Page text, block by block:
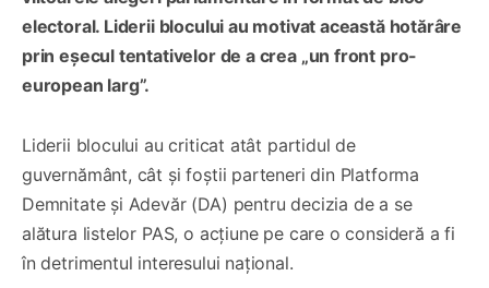
electoral. Liderii blocului au motivat această hotărâre
prin eșecul tentativelor de a crea „un front pro-
european larg”.
Liderii blocului au criticat atât partidul de
guvernământ, cât și foștii parteneri din Platforma
Demnitate și Adevăr (DA) pentru decizia de a se
alătura listelor PAS, o acțiune pe care o consideră a fi
în detrimentul interesului național.